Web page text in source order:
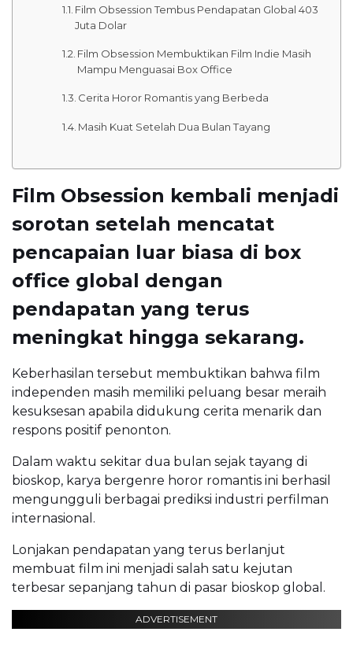
Film Obsession Tembus Pendapatan Global 403
Juta Dolar
Film Obsession Membuktikan Film Indie Masih
Mampu Menguasai Box Office
Cerita Horor Romantis yang Berbeda
Masih Kuat Setelah Dua Bulan Tayang
Film Obsession kembali menjadi
sorotan setelah mencatat
pencapaian luar biasa di box
office global dengan
pendapatan yang terus
meningkat hingga sekarang.
Keberhasilan tersebut membuktikan bahwa film
independen masih memiliki peluang besar meraih
kesuksesan apabila didukung cerita menarik dan
respons positif penonton.
Dalam waktu sekitar dua bulan sejak tayang di
bioskop, karya bergenre horor romantis ini berhasil
mengungguli berbagai prediksi industri perfilman
internasional.
Lonjakan pendapatan yang terus berlanjut
membuat film ini menjadi salah satu kejutan
terbesar sepanjang tahun di pasar bioskop global.
ADVERTISEMENT